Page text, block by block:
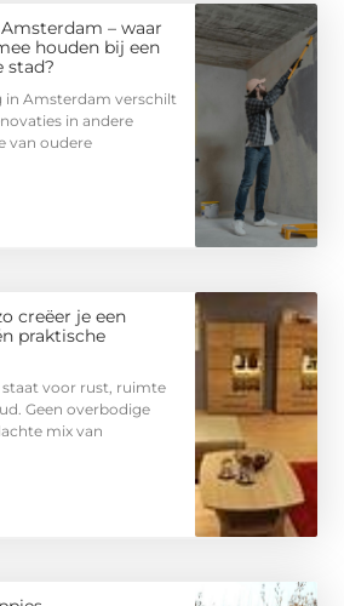
– waar
houden bij een
stad?
in Amsterdam verschilt
in andere
van oudere
creëer je een
praktische
voor rust, ruimte
Geen overbodige
mix van